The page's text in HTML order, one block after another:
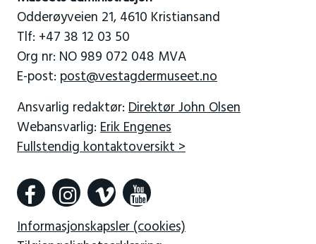
Odderøyveien 21, 4610 Kristiansand
Tlf: +47 38 12 03 50
Org nr: NO 989 072 048 MVA
E-post: post@vestagdermuseet.no
Ansvarlig redaktør: Direktør John Olsen
Webansvarlig: Erik Engenes
Fullstendig kontaktoversikt >
Informasjonskapsler (cookies)